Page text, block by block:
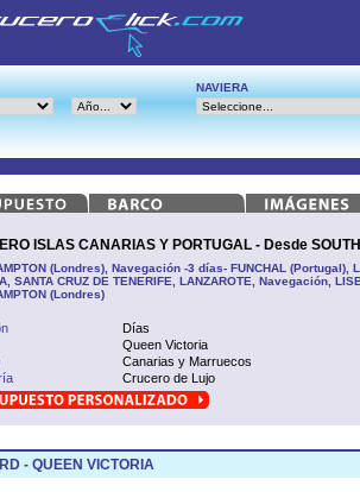
NAVIERA
ISLAS CANARIAS Y PORTUGAL - Desde
(Londres), Navegación -3 días- FUNCHAL (Portugal),
SANTA CRUZ DE TENERIFE, LANZAROTE, Navegación,
(Londres)
Días
Queen Victoria
Canarias y Marruecos
Crucero de Lujo
- QUEEN VICTORIA